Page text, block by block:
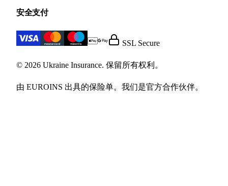
安全支付
SSL Secure
© 2026 Ukraine Insurance. 保留所有权利。
由 EUROINS 出具的保险单。我们是官方合作伙伴。